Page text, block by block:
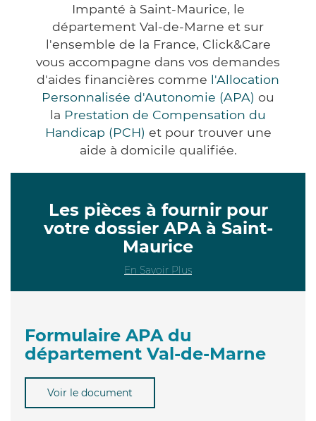
Impanté à Saint-Maurice, le
département Val-de-Marne et sur
l'ensemble de la France, Click&Care
vous accompagne dans vos demandes
d'aides financières comme l'Allocation
Personnalisée d'Autonomie (APA) ou
la Prestation de Compensation du
Handicap (PCH) et pour trouver une
aide à domicile qualifiée.
Les pièces à fournir pour
votre dossier APA à Saint-
Maurice
En Savoir Plus
Formulaire APA du
département Val-de-Marne
Voir le document